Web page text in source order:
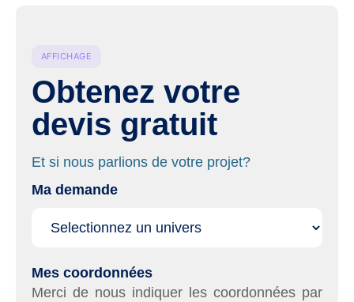
Web
Encaissement
AFFICHAGE
Obtenez votre
devis gratuit
Et si nous parlions de votre projet?
Ma demande
Mes coordonnées
Merci de nous indiquer les coordonnées par